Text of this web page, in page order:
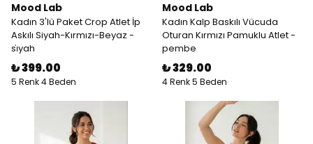
Mood Lab
Kadın 3'lü Paket Crop Atlet İp
Askılı Siyah-Kırmızı-Beyaz -
si̇yah
₺ 399.00
5 Renk 4 Beden
Mood Lab
Kadın Kalp Baskılı Vücuda
Oturan Kırmızı Pamuklu Atlet -
pembe
₺ 329.00
4 Renk 5 Beden